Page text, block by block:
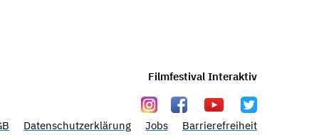
Filmfestival Interaktiv
Datenschutzerklärung Jobs Barrierefreiheit